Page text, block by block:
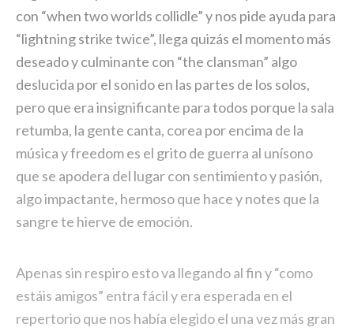
con “when two worlds collidle” y nos pide ayuda para
“lightning strike twice”, llega quizás el momento más
deseado y culminante con “the clansman” algo
deslucida por el sonido en las partes de los solos,
pero que era insignificante para todos porque la sala
retumba, la gente canta, corea por encima de la
música y freedom es el grito de guerra al unísono
que se apodera del lugar con sentimiento y pasión,
algo impactante, hermoso que hace y notes que la
sangre te hierve de emoción.
Apenas sin respiro esto va llegando al fin y “como
estáis amigos” entra fácil y era esperada en el
repertorio que nos había elegido el una vez más gran